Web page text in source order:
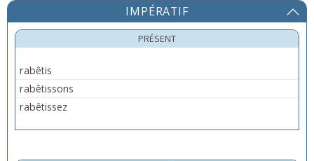
IMPÉRATIF
PRÉSENT
rabêtis
rabêtissons
rabêtissez